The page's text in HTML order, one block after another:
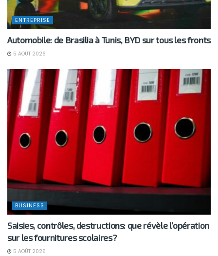
ENTREPRISE
Automobile: de Brasilia à Tunis, BYD sur tous les fronts
5 AOÛT 2026
BUSINESS
Saisies, contrôles, destructions: que révèle l’opération
sur les fournitures scolaires?
5 AOÛT 2026